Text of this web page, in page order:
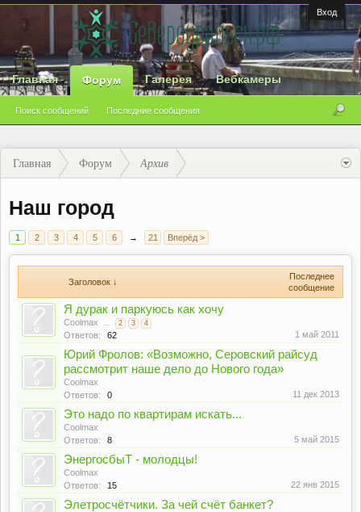
Вход
Главная Форум
Поиск сообщений Последние сообщения
Галерея Вебкамеры
Главная Форум Архив
Наш город
1 2 3 4 5 6 → 21 Вперёд >
Заголовок ↓
Последнее
сообщение
Я дурак и паркуюсь как хочу
Coolmax ... 2 3 4
Ответов: 62 1 май 2011
Юрий Фролов: «Возможно, Серовский райсуд
рассмотрит наше дело до Нового года»
Coolmax
Ответов:
0 11 дек 2013
Это надо по квартирам искать...
Coolmax
Ответов:
8 5 май 2015
ЭнергосбыТ - молодцы!
Coolmax
Ответов:
15 22 янв 2015
Элетросчётчики. За чей счёт банкет?